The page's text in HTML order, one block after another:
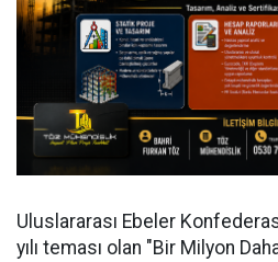
Uluslararası Ebeler
yılı teması olan "Bir Milyon